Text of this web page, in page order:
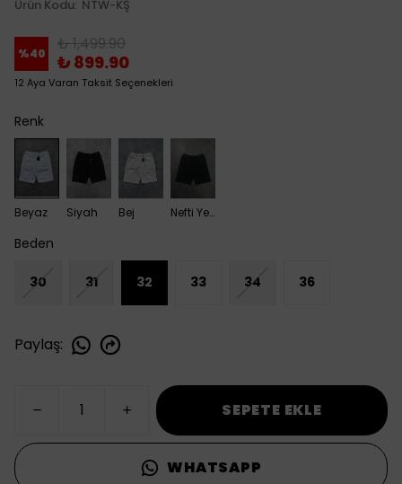
Ürün Kodu: NTW-KŞ
%40 ₺ 1,499.90
₺ 899.90
12 Aya Varan Taksit Seçenekleri
Renk
Beyaz Siyah Bej Nefti Yeşili
Beden
30 31 32 33 34 36
Paylaş:
SEPETE EKLE
WHATSAPP